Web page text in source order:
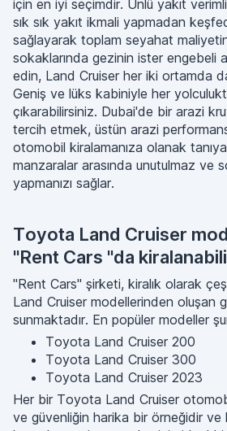
için en iyi seçimdir. Ünlü yakıt
sık sık yakıt ikmali yapmadan
sağlayarak toplam seyahat
sokaklarında gezinin ister engebeli
edin, Land Cruiser her iki ortamda
Geniş ve lüks kabiniyle her
çıkarabilirsiniz. Dubai'de bir arazi
tercih etmek, üstün arazi
otomobil kiralamanıza olanak
manzaralar arasında unutulmaz ve
yapmanızı sağlar.
Toyota Land Cruiser
"Rent Cars "da
"Rent Cars" şirketi, kiralık olarak
Land Cruiser modellerinden oluşan
sunmaktadır. En popüler modeller
Toyota Land Cruiser 200
Toyota Land Cruiser 300
Toyota Land Cruiser 2023
Her bir Toyota Land Cruiser
ve güvenliğin harika bir örneğidir ve